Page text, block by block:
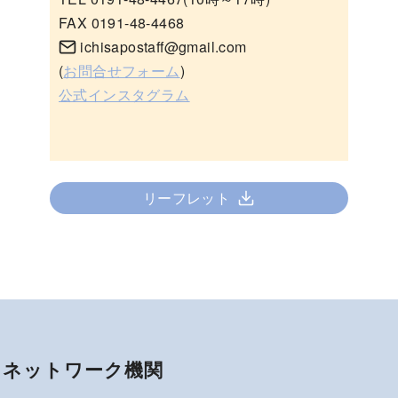
FAX 0191-48-4468
ichisapostaff@gmail.com
(お問合せフォーム)
公式インスタグラム
リーフレット
ネットワーク機関